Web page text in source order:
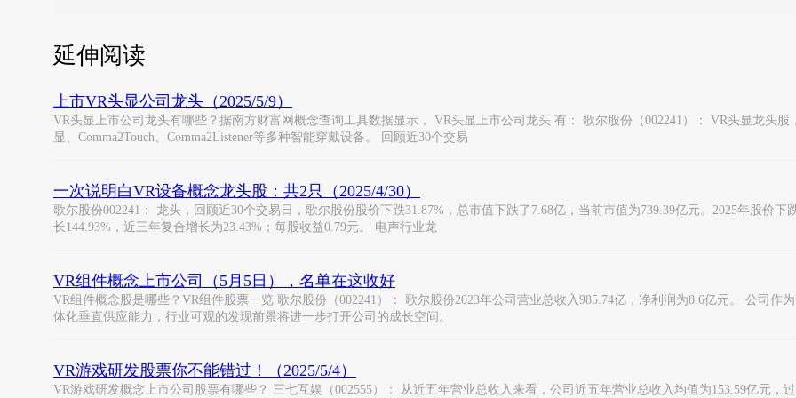
延伸阅读
上市VR头显公司龙头（2025/5/9）
VR头显上市公司龙头有哪些？据南方财富网概念查询工具数据显示， VR头显上市公司龙头 有： 歌尔股份（002241）： VR头显龙头股
显、Comma2Touch、Comma2Listener等多种智能穿戴设备。 回顾近30个交易
一次说明白VR设备概念龙头股：共2只（2025/4/30）
歌尔股份002241： 龙头，回顾近30个交易日，歌尔股份股价下跌31.87%，总市值下跌了7.68亿，当前市值为739.39亿元。2025年股价
长144.93%，近三年复合增长为23.43%；每股收益0.79元。 电声行业龙
VR组件概念上市公司（5月5日），名单在这收好
VR组件概念股是哪些？VR组件股票一览 歌尔股份（002241）： 歌尔股份2023年公司营业总收入985.74亿，净利润为8.6亿元。 公司
体化垂直供应能力，行业可观的发现前景将进一步打开公司的成长空间。
VR游戏研发股票你不能错过！（2025/5/4）
VR游戏研发概念上市公司股票有哪些？ 三七互娱（002555）： 从近五年营业总收入来看，公司近五年营业总收入均值为153.59亿元，